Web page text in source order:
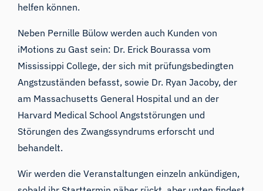
helfen können.
Neben Pernille Bülow werden auch Kunden von
iMotions zu Gast sein: Dr. Erick Bourassa vom
Mississippi College, der sich mit prüfungsbedingten
Angstzuständen befasst, sowie Dr. Ryan Jacoby, der
am Massachusetts General Hospital und an der
Harvard Medical School Angststörungen und
Störungen des Zwangssyndrums erforscht und
behandelt.
Wir werden die Veranstaltungen einzeln ankündigen,